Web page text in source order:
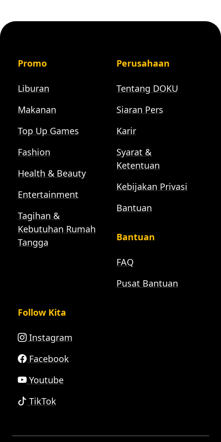
Promo
Liburan
Makanan
Top Up Games
Fashion
Health & Beauty
Entertainment
Tagihan &
Kebutuhan Rumah
Tangga
Perusahaan
Tentang DOKU
Siaran Pers
Karir
Syarat &
Ketentuan
Kebijakan Privasi
Bantuan
Bantuan
FAQ
Pusat Bantuan
Follow Kita
Instagram
Facebook
Youtube
TikTok